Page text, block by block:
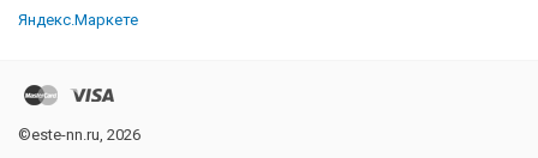
©este-nn.ru, 2026